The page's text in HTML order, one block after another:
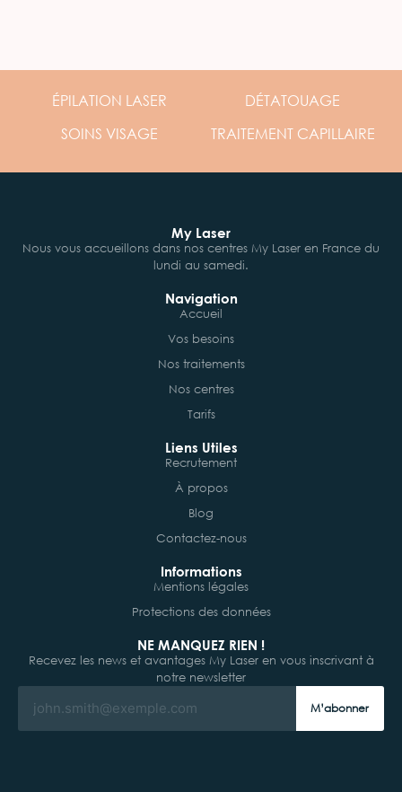
ÉPILATION LASER
DÉTATOUAGE
SOINS VISAGE TRAITEMENT CAPILLAIRE
My Laser
Nous vous accueillons dans nos centres My Laser en France du
lundi au samedi.
Navigation
Accueil
Vos besoins
Nos traitements
Nos centres
Tarifs
Liens Utiles
Recrutement
À propos
Blog
Contactez-nous
Informations
Mentions légales
Protections des données
NE MANQUEZ RIEN !
Recevez les news et avantages My Laser en vous inscrivant à
notre newsletter
M’abonner